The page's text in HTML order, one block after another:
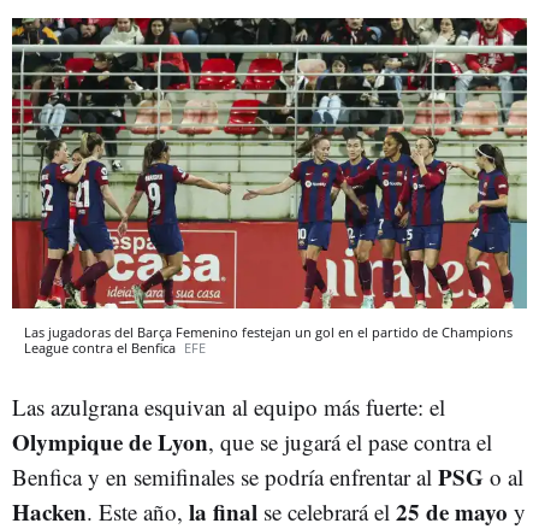
Las jugadoras del Barça Femenino festejan un gol en el partido de Champions
League contra el Benfica EFE
Las azulgrana esquivan al equipo más fuerte: el
Olympique de Lyon, que se jugará el pase contra el
Benfica y en semifinales se podría enfrentar al PSG o al
Hacken. Este año, la final se celebrará el 25 de mayo y